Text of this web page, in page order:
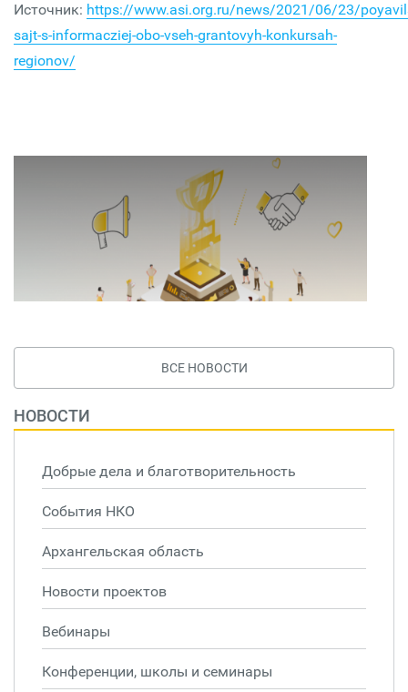
Источник: https://www.asi.org.ru/news/2021/06/23/
sajt-s-informacziej-obo-vseh-grantovyh-konkursah-
regionov/
ВСЕ НОВОСТИ
НОВОСТИ
Добрые дела и благотворительность
События НКО
Архангельская область
Новости проектов
Вебинары
Конференции, школы и семинары